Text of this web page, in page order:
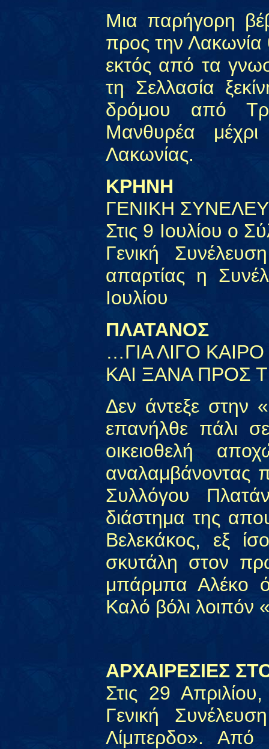
Μια παρήγορη
προς την Λακωνία
εκτός από τα
τη Σελλασία
δρόμου από
Μανθυρέα
Λακωνίας.
ΚΡΗΝΗ
ΓΕΝΙΚΗ
Στις 9 Ιουλίου ο
Γενική
απαρτίας η
Ιουλίου
ΠΛΑΤΑΝΟΣ
…ΓΙΑ ΛΙΓΟ
ΚΑΙ ΞΑΝΑ ΠΡΟΣ
Δεν άντεξε στην
επανήλθε πάλι
οικειοθελή
αναλαμβάνοντας
Συλλόγου
διάστημα της
Βελεκάκος, εξ
σκυτάλη στον
μπάρμπα Αλέκο
Καλό βόλι
ΑΡΧΑΙΡΕΣΙΕΣ
Στις 29
Γενική
Λίμπερδο». Από